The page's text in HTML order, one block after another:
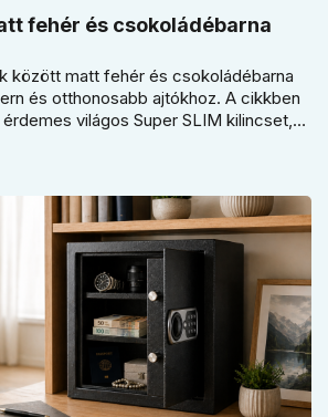
fehér és csokoládébarna
között matt fehér és csokoládébarna
és otthonosabb ajtókhoz. A cikkben
világos Super SLIM kilincset,
szögletes rozetta között az egységes